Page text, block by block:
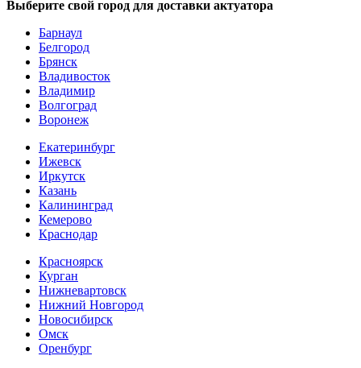
Выберите свой город для доставки актуатора
Барнаул
Белгород
Брянск
Владивосток
Владимир
Волгоград
Воронеж
Екатеринбург
Ижевск
Иркутск
Казань
Калининград
Кемерово
Краснодар
Красноярск
Курган
Нижневартовск
Нижний Новгород
Новосибирск
Омск
Оренбург